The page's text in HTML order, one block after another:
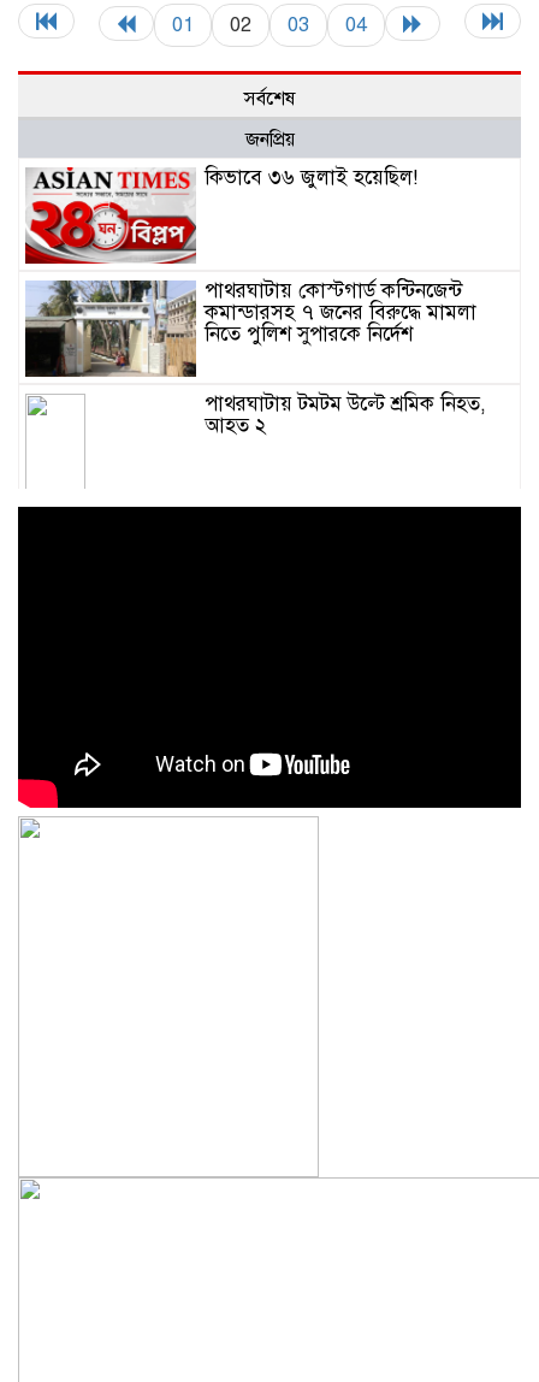
01 02 03 04
সর্বশেষ
জনপ্রিয়
কিভাবে ৩৬ জুলাই হয়েছিল!
পাথরঘাটায় কোস্টগার্ড কন্টিনজেন্ট
কমান্ডারসহ ৭ জনের বিরুদ্ধে মামলা
নিতে পুলিশ সুপারকে নির্দেশ
পাথরঘাটায় টমটম উল্টে শ্রমিক নিহত,
আহত ২